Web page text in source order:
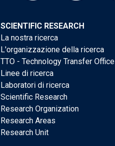
SCIENTIFIC RESEARCH
La nostra ricerca
L'organizzazione della ricerca
TTO - Technology Transfer Office
Linee di ricerca
Laboratori di ricerca
Scientific Research
Research Organization
Research Areas
Research Unit